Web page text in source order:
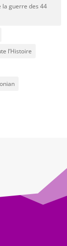
la guerre des 44
l’Histoire